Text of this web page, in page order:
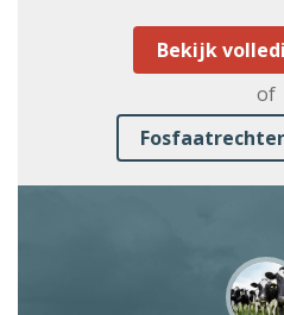
Bekijk
of